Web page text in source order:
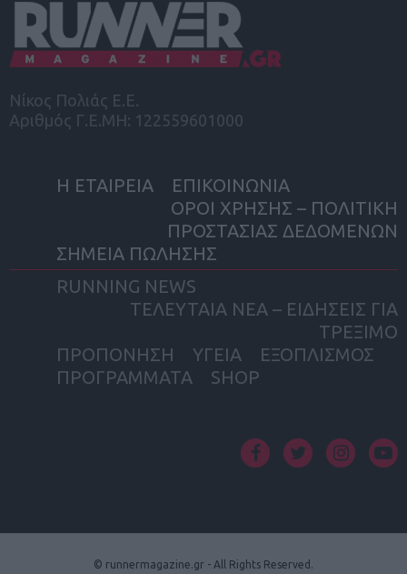
Νίκος Πολιάς Ε.Ε.
Αριθμός Γ.Ε.ΜΗ: 122559601000
Η ΕΤΑΙΡΕΙΑ
ΕΠΙΚΟΙΝΩΝΙΑ
ΟΡΟΙ ΧΡΗΣΗΣ – ΠΟΛΙΤΙΚΗ
ΠΡΟΣΤΑΣΙΑΣ ΔΕΔΟΜΕΝΩΝ
ΣΗΜΕΙΑ ΠΩΛΗΣΗΣ
RUNNING NEWS
ΤΕΛΕΥΤΑΙΑ ΝΕΑ – ΕΙΔΗΣΕΙΣ ΓΙΑ
ΤΡΕΞΙΜΟ
ΠΡΟΠΟΝΗΣΗ
ΥΓΕΙΑ
ΕΞΟΠΛΙΣΜΟΣ
ΠΡΟΓΡΑΜΜΑΤΑ
SHOP
© runnermagazine.gr - All Rights Reserved.